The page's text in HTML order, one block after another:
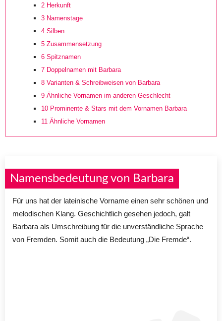
2 Herkunft
3 Namenstage
4 Silben
5 Zusammensetzung
6 Spitznamen
7 Doppelnamen mit Barbara
8 Varianten & Schreibweisen von Barbara
9 Ähnliche Vornamen im anderen Geschlecht
10 Prominente & Stars mit dem Vornamen Barbara
11 Ähnliche Vornamen
Namensbedeutung von Barbara
Für uns hat der lateinische Vorname einen sehr schönen und
melodischen Klang. Geschichtlich gesehen jedoch, galt
Barbara als Umschreibung für die unverständliche Sprache
von Fremden. Somit auch die Bedeutung „Die Fremde“.